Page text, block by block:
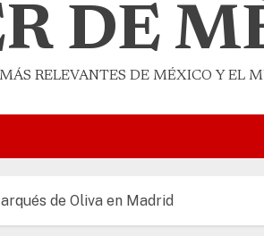
DE
RELEVANTES DE MÉXICO Y EL
de Oliva en Madrid